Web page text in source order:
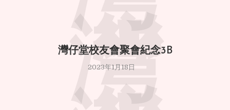
灣仔堂校友會聚會紀念3B
2023年1月18日
灣